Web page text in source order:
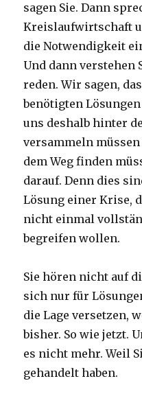
sagen Sie. Dann
Kreislaufwirtschaft
die Notwendigkeit
Und dann verstehen
reden. Wir sagen,
benötigten
uns deshalb hinter
versammeln
dem Weg finden
darauf. Denn dies
Lösung einer Krise,
nicht einmal
begreifen wollen.
Sie hören nicht auf
sich nur für
die Lage versetzen,
bisher. So wie jetzt.
es nicht mehr. Weil
gehandelt haben.